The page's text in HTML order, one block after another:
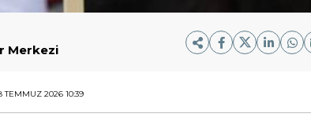
Merkezi
TEMMUZ 2026 10:39